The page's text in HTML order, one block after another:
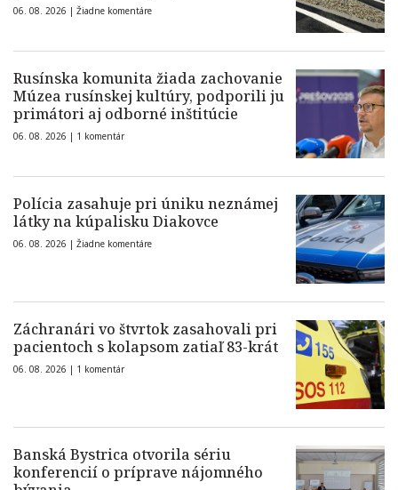
06. 08. 2026 | Žiadne komentáre
Rusínska komunita žiada zachovanie
Múzea rusínskej kultúry, podporili ju
primátori aj odborné inštitúcie
06. 08. 2026 | 1 komentár
Polícia zasahuje pri úniku neznámej
látky na kúpalisku Diakovce
06. 08. 2026 | Žiadne komentáre
Záchranári vo štvrtok zasahovali pri
pacientoch s kolapsom zatiaľ 83-krát
06. 08. 2026 | 1 komentár
Banská Bystrica otvorila sériu
konferencií o príprave nájomného